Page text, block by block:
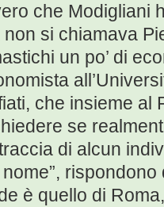
che Modigliani
si chiamava
un po’ di
che insieme al
se
di alcun
rispondono
è quello di